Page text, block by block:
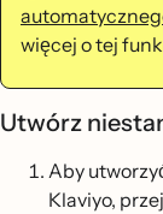
więcej o tej
Utwórz
Aby
Klaviyo,